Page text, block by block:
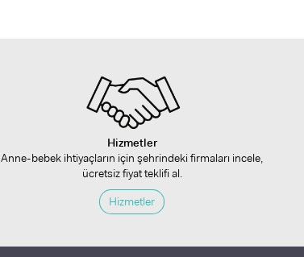
Hizmetler
Anne-bebek ihtiyaçların için şehrindeki firmaları incele,
ücretsiz fiyat teklifi al.
Hizmetler